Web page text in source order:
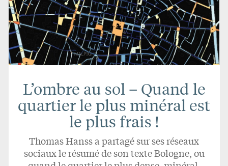
L’ombre au sol – Quand le
quartier le plus minéral est
le plus frais !
Thomas Hanss a partagé sur ses réseaux
sociaux le résumé de son texte Bologne, ou